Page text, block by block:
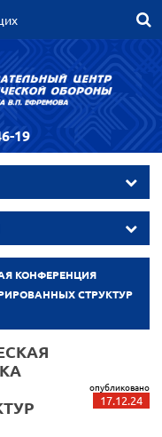
19
КОНФЕРЕНЦИЯ
СТРУКТУР
опубликовано
17.12.24